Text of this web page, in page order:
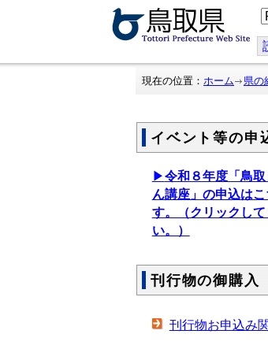
こ
の
ジ
を
翻
現在の位置： ホーム 県の
イベント等の申
▶令和８年度「鳥
ん講座」の申込は
す。（クリックして
い。）
刊行物の御購入
刊行物お申込み